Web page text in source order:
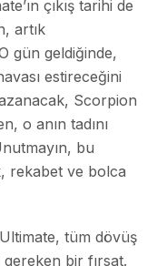
çıkış tarihi de
artık
gün geldiğinde,
estireceğini
Scorpion
o anın tadını
bu
rekabet ve bolca
tüm dövüş
gereken bir fırsat.